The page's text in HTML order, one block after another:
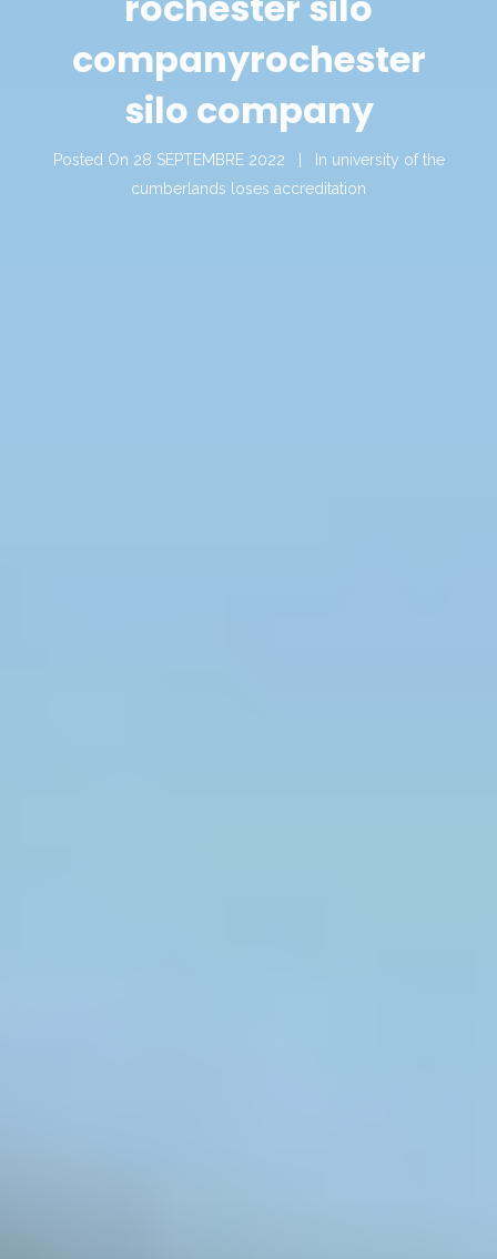
companyrochester
silo company
Posted On 28 SEPTEMBRE 2022 In university of the
cumberlands loses accreditation